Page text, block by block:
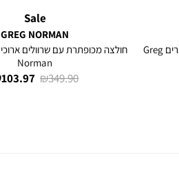
חולצה מכופתרת עם שרוולים ארוכים לגברים Greg
Sale
GREG NORMAN
Norman
מחיר
103.97 ₪
מחיר
349.90 ₪